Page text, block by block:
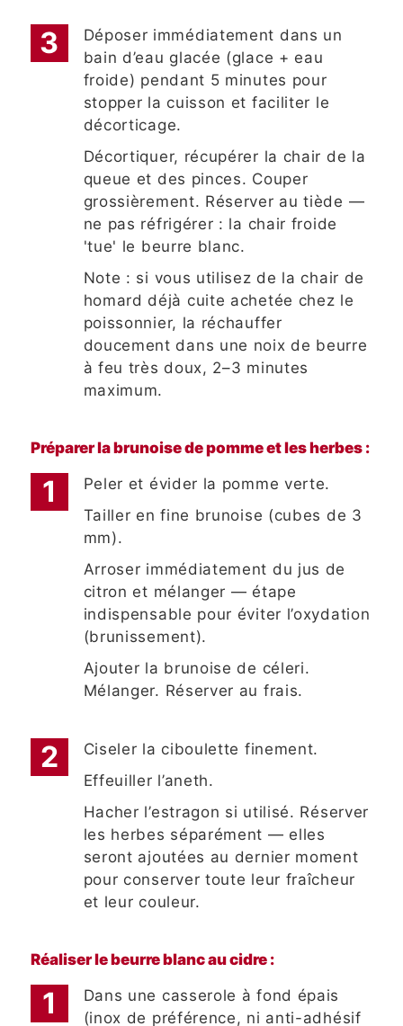
Déposer immédiatement dans un
bain d’eau glacée (glace + eau
froide) pendant 5 minutes pour
stopper la cuisson et faciliter le
décorticage.
Décortiquer, récupérer la chair de la
queue et des pinces. Couper
grossièrement. Réserver au tiède —
ne pas réfrigérer : la chair froide
'tue' le beurre blanc.
Note : si vous utilisez de la chair de
homard déjà cuite achetée chez le
poissonnier, la réchauffer
doucement dans une noix de beurre
à feu très doux, 2–3 minutes
maximum.
Préparer la brunoise de pomme et les herbes :
Peler et évider la pomme verte.
Tailler en fine brunoise (cubes de 3
mm).
Arroser immédiatement du jus de
citron et mélanger — étape
indispensable pour éviter l’oxydation
(brunissement).
Ajouter la brunoise de céleri.
Mélanger. Réserver au frais.
Ciseler la ciboulette finement.
Effeuiller l’aneth.
Hacher l’estragon si utilisé. Réserver
les herbes séparément — elles
seront ajoutées au dernier moment
pour conserver toute leur fraîcheur
et leur couleur.
Réaliser le beurre blanc au cidre :
Dans une casserole à fond épais
(inox de préférence, ni anti-adhésif